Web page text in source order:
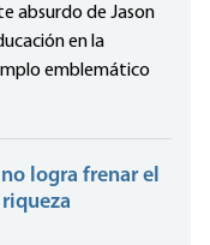
absurdo de Jason
en la
emblemático
logra frenar el